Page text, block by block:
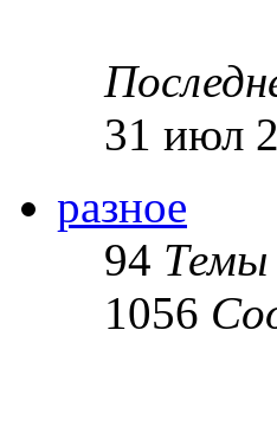
31 июл
разное
94 Темы
1056